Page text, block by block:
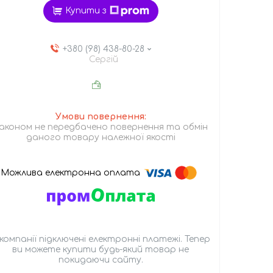
Купити з
+380 (98) 438-80-28
Сергій
не передбачено повернення та обмін
даного товару належної якості
підключені електронні платежі. Тепер
ви можете купити будь-який товар не
покидаючи сайту.